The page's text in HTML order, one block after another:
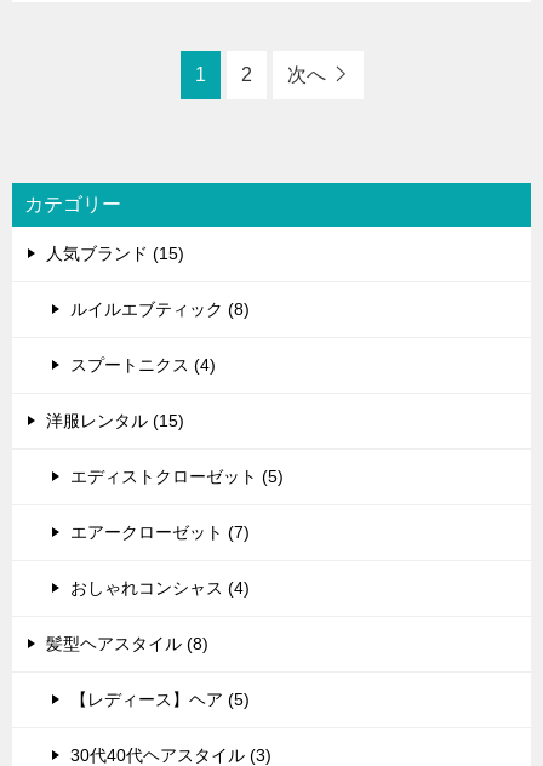
1 2 次へ
カテゴリー
人気ブランド (15)
ルイルエブティック (8)
スプートニクス (4)
洋服レンタル (15)
エディストクローゼット (5)
エアークローゼット (7)
おしゃれコンシャス (4)
髪型ヘアスタイル (8)
【レディース】ヘア (5)
30代40代ヘアスタイル (3)